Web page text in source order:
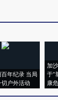
年纪录 当局
户外活动
加
于“
康